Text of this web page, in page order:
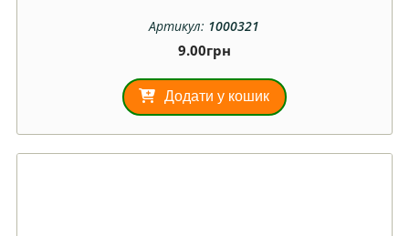
Артикул: 1000321
9.00грн
Додати у кошик